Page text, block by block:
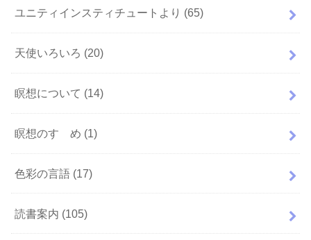
ユニティインスティチュートより (65)
天使いろいろ (20)
瞑想について (14)
瞑想のすゝめ (1)
色彩の言語 (17)
読書案内 (105)